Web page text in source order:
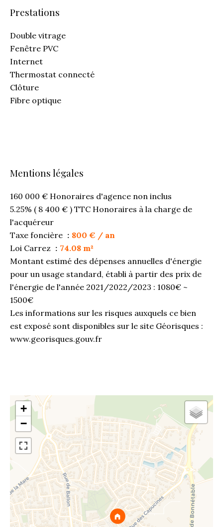
Prestations
Double vitrage
Fenêtre PVC
Internet
Thermostat connecté
Clôture
Fibre optique
Mentions légales
160 000 € Honoraires d'agence non inclus
5.25% ( 8 400 € ) TTC Honoraires à la charge de
l'acquéreur
Taxe foncière
800 € / an
Loi Carrez
74.08 m²
Montant estimé des dépenses annuelles d'énergie
pour un usage standard, établi à partir des prix de
l'énergie de l'année 2021/2022/2023 : 1080€ ~
1500€
Les informations sur les risques auxquels ce bien
est exposé sont disponibles sur le site Géorisques :
www.georisques.gouv.fr
+
−